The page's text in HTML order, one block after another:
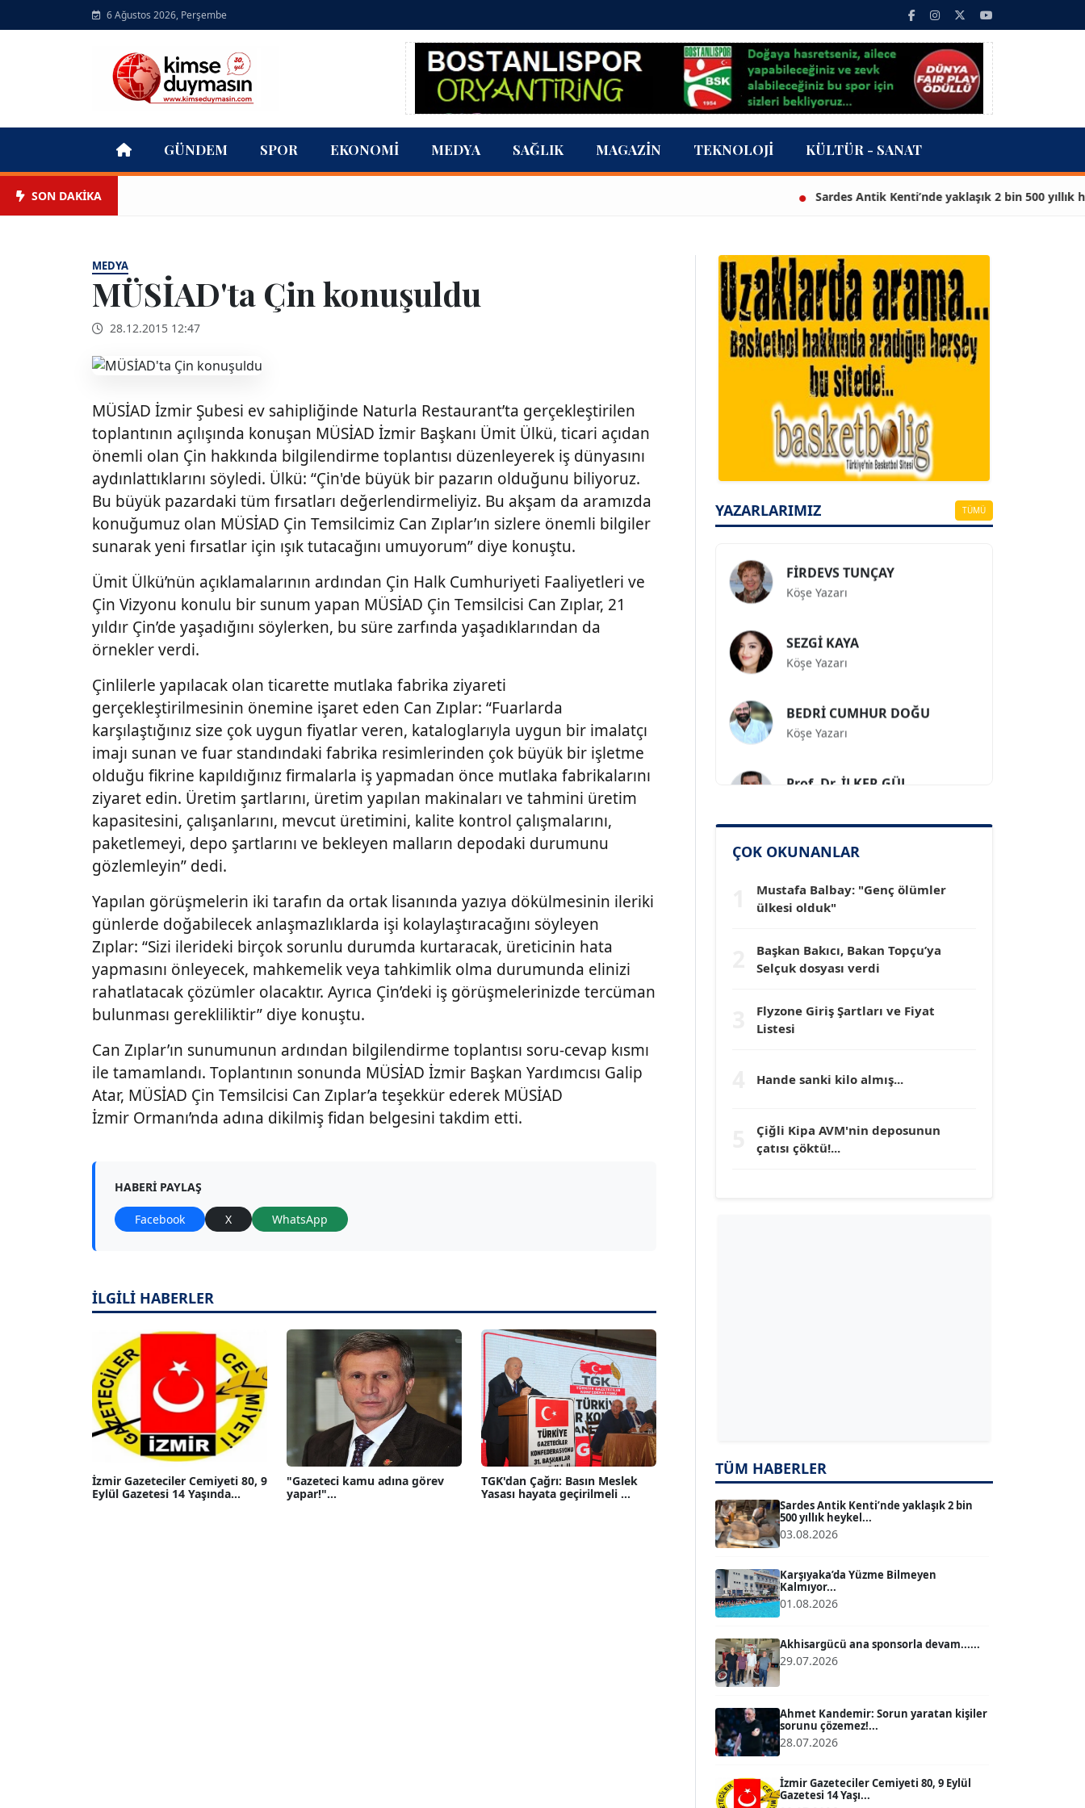
6 Ağustos 2026, Perşembe
GÜNDEM SPOR EKONOMI MEDYA SAĞLIK MAGAZIN TEKNOLOJI KÜLTÜR - SANAT
SON DAKİKA Sardes Antik Kenti’nde yaklaşık 2 bin 500 yıllık
MEDYA
MÜSİAD'ta Çin konuşuldu
28.12.2015 12:47
MÜSİAD İzmir Şubesi ev sahipliğinde Naturla Restaurant’ta gerçekleştirilen
toplantının açılışında konuşan MÜSİAD İzmir Başkanı Ümit Ülkü, ticari açıdan
önemli olan Çin hakkında bilgilendirme toplantısı düzenleyerek iş dünyasını
aydınlattıklarını söyledi. Ülkü: “Çin'de büyük bir pazarın olduğunu biliyoruz.
Bu büyük pazardaki tüm fırsatları değerlendirmeliyiz. Bu akşam da aramızda
konuğumuz olan MÜSİAD Çin Temsilcimiz Can Zıplar’ın sizlere önemli bilgiler
sunarak yeni fırsatlar için ışık tutacağını umuyorum” diye konuştu.
Ümit Ülkü’nün açıklamalarının ardından Çin Halk Cumhuriyeti Faaliyetleri ve
Çin Vizyonu konulu bir sunum yapan MÜSİAD Çin Temsilcisi Can Zıplar, 21
yıldır Çin’de yaşadığını söylerken, bu süre zarfında yaşadıklarından da
örnekler verdi.
Çinlilerle yapılacak olan ticarette mutlaka fabrika ziyareti
gerçekleştirilmesinin önemine işaret eden Can Zıplar: “Fuarlarda
karşılaştığınız size çok uygun fiyatlar veren, kataloglarıyla uygun bir imalatçı
imajı sunan ve fuar standındaki fabrika resimlerinden çok büyük bir işletme
olduğu fikrine kapıldığınız firmalarla iş yapmadan önce mutlaka fabrikalarını
ziyaret edin. Üretim şartlarını, üretim yapılan makinaları ve tahmini üretim
kapasitesini, çalışanlarını, mevcut üretimini, kalite kontrol çalışmalarını,
paketlemeyi, depo şartlarını ve bekleyen malların depodaki durumunu
gözlemleyin” dedi.
Yapılan görüşmelerin iki tarafın da ortak lisanında yazıya dökülmesinin ileriki
günlerde doğabilecek anlaşmazlıklarda işi kolaylaştıracağını söyleyen
Zıplar: “Sizi ilerideki birçok sorunlu durumda kurtaracak, üreticinin hata
yapmasını önleyecek, mahkemelik veya tahkimlik olma durumunda elinizi
rahatlatacak çözümler olacaktır. Ayrıca Çin’deki iş görüşmelerinizde tercüman
bulunması gerekliliktir” diye konuştu.
Can Zıplar’ın sunumunun ardından bilgilendirme toplantısı soru-cevap kısmı
ile tamamlandı. Toplantının sonunda MÜSİAD İzmir Başkan Yardımcısı Galip
Atar, MÜSİAD Çin Temsilcisi Can Zıplar’a teşekkür ederek MÜSİAD
İzmir Ormanı’nda adına dikilmiş fidan belgesini takdim etti.
HABERI PAYLAŞ
Facebook X WhatsApp
İLGİLİ HABERLER
İzmir Gazeteciler Cemiyeti 80, 9
Eylül Gazetesi 14 Yaşında...
"Gazeteci kamu adına görev
yapar!"...
TGK'dan Çağrı: Basın Meslek
Yasası hayata geçirilmeli ...
YAZARLARIMIZ TÜMÜ
A. BAHRİ VRESKALA
Köşe Yazarı
ESAT ERÇETİNGÖZ
Köşe Yazarı
Köşe Yazarı
Köşe Yazarı
Köşe Yazarı
Köşe Yazarı
Köşe Yazarı
Dr. HAKAN TARTAN
Prof. Dr. YÜCEL OCAK
Köşe Yazarı
T TUĞÇE TUĞSAVUL BAYSOY
Köşe Yazarı
ATİLLA KÖPRÜLÜOĞLU
BÜLENT GÜRLÜK
B BÜLENT SAĞLAM
ÇOK OKUNANLAR
Mustafa Balbay: "Genç ölümler
ülkesi olduk"
Başkan Bakıcı, Bakan Topçu’ya
Selçuk dosyası verdi
Flyzone Giriş Şartları ve Fiyat
Listesi
Hande sanki kilo almış...
Çiğli Kipa AVM'nin deposunun
çatısı çöktü!...
TÜM HABERLER
Sardes Antik Kenti’nde yaklaşık 2 bin
500 yıllık heykel...
03.08.2026
Karşıyaka’da Yüzme Bilmeyen
Kalmıyor...
01.08.2026
Akhisargücü ana sponsorla devam......
29.07.2026
Ahmet Kandemir: Sorun yaratan kişiler
sorunu çözemez!...
28.07.2026
İzmir Gazeteciler Cemiyeti 80, 9 Eylül
Gazetesi 14 Yaşı...